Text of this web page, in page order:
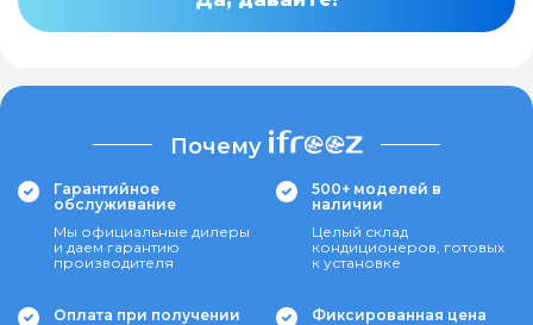
Почему
Гарантийное
обслуживание
Мы официальные дилеры
и даем гарантию
производителя
500+ моделей в
наличии
Целый склад
кондиционеров, готовых
к установке
Оплата при получении Фиксированная цена